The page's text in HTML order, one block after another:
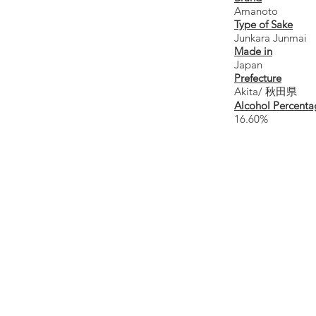
Amanoto
Type of Sake
Junkara Junmai
Made in
Japan
Prefecture
Akita/ 秋田県
Alcohol
16.60%